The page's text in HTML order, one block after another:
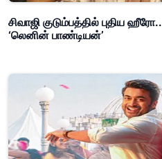
சிவாஜி குடும்பத்தில் புதிய
‘லெனின் பாண்டியன்’